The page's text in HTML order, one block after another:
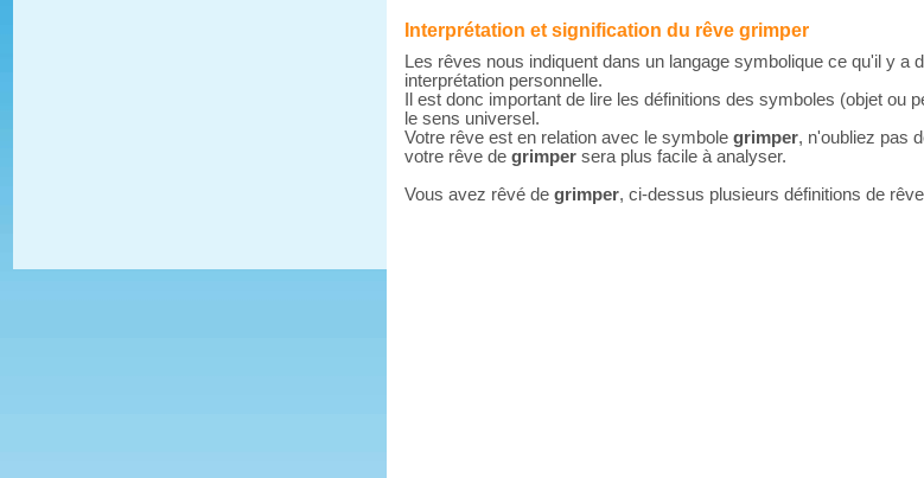
Interprétation et signification du rêve grimper
Les rêves nous indiquent dans un langage symbolique ce qu'il y
interprétation personnelle.
Il est donc important de lire les définitions des symboles (objet
le sens universel.
Votre rêve est en relation avec le symbolegrimper, n'oubliez pas
votre rêve degrimper sera plus facile à analyser.
Vous avez rêvé degrimper, ci-dessus plusieurs définitions de